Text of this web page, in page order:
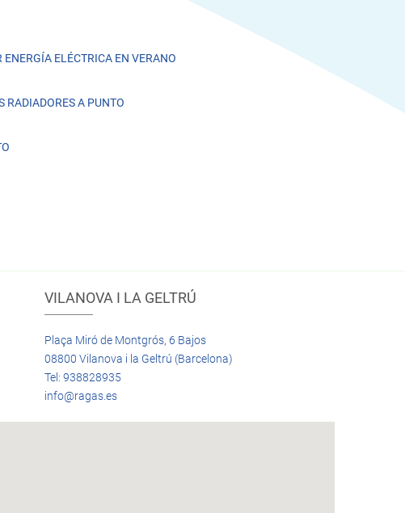
ENERGÍA ELÉCTRICA EN VERANO
RADIADORES A PUNTO
VILANOVA I LA GELTRÚ
Plaça Miró de Montgrós, 6 Bajos
08800 Vilanova i la Geltrú (Barcelona)
Tel: 938828935
info@ragas.es